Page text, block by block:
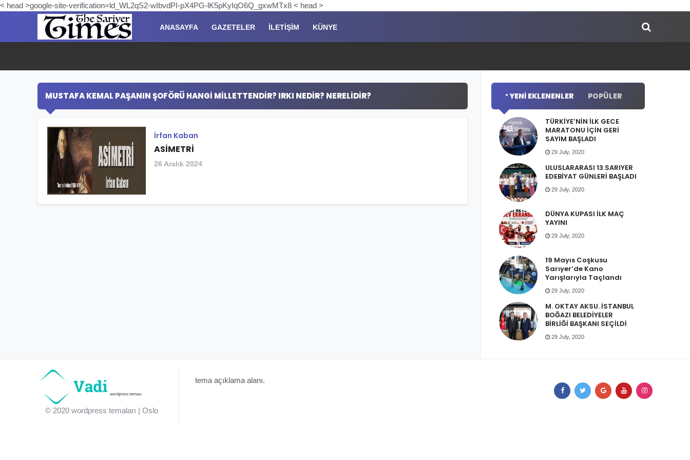
< head >google-site-verification=ld_WL2qS2-wIbvdPI-pX4PG-lK5pKyIqO6Q_gxwMTx8 < head >
ANASAYFA GAZETELER İLETIŞIM KÜNYE
MUSTAFA KEMAL PAŞANIN ŞOFÖRÜ HANGI MILLETTENDIR? IRKI NEDIR? NERELIDIR?
İrfan Kaban
ASİMETRİ
26 Aralık 2024
YENI EKLENENLER POPÜLER
TÜRKİYE’NİN İLK GECE
MARATONU İÇİN GERİ
SAYIM BAŞLADI
29 July, 2020
ULUSLARARASI 13.SARIYER
EDEBİYAT GÜNLERİ BAŞLADI
29 July, 2020
DÜNYA KUPASI İLK MAÇ
YAYINI
29 July, 2020
19 Mayıs Coşkusu
Sarıyer’de Kano
Yarışlarıyla Taçlandı
29 July, 2020
M. OKTAY AKSU. İSTANBUL
BOĞAZI BELEDİYELER
BİRLİĞİ BAŞKANI SEÇİLDİ
29 July, 2020
© 2020 wordpress temaları | Oslo
tema açıklama alanı.